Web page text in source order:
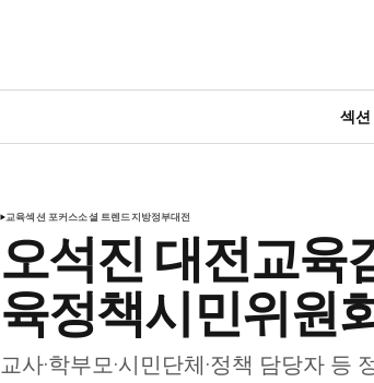
섹션
교육섹션 포커스소셜 트렌드지방정부대전
오석진 대전교육
육정책시민위원
교사·학부모·시민단체·정책 담당자